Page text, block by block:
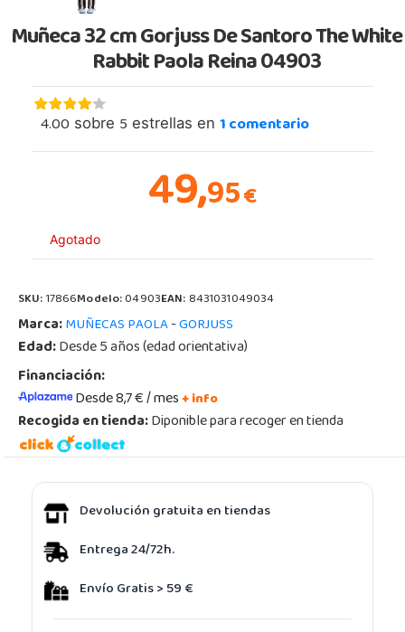
Muñeca 32 cm Gorjuss De Santoro The White
Rabbit Paola Reina 04903
4.00 sobre 5 estrellas en 1comentario
49,95€
Agotado
SKU:17866Modelo:04903EAN:8431031049034
Marca:MUÑECAS PAOLA-GORJUSS
Edad:Desde 5 años (edad orientativa)
Financiación:
Desde 8,7 € / mes+ info
Recogida en tienda:Diponible para recoger en tienda
Devolución gratuita en tiendas
Entrega 24/72h.
Envío Gratis > 59 €